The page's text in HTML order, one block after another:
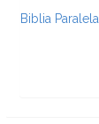
Formatting
Biblia Paralela